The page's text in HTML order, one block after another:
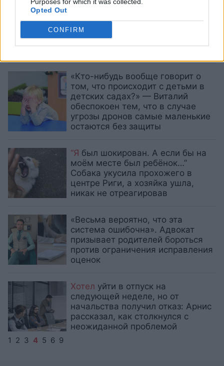
Opted Out
CONFIRM
не живут, они просто выживают»
— мама пятерых детей больше не
в силах терпеть ситуацию на
рынке труда и в экономике
«Кто-нибудь вообще говорит о
том, что происходит с детьми в
детских садах?» — Виталий
обеспокоен тем, что в случае
угрозы дронов самые маленькие
остаются без защиты
“Я был шокирован. А если бы на
моём месте был ребёнок…”
Собака укусила прохожего в
центре Риги, а хозяйка ушла,
никак не отреагировав
«Весьма вероятно, что эта
система ошибочна». Адвокат
призывает родителей бороться
против ограничения исправления
оценок
Хотел уйти в отпуск на
следующей неделе, но от
начальства получил отказ: Арнис
рассказал, как столкнулся с
неожиданной проблемой
1 2 3 4 5 6 9